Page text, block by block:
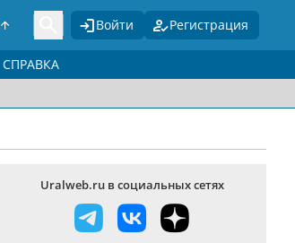
Войти Регистрация
СПРАВКА
Uralweb.ru в социальных сетях